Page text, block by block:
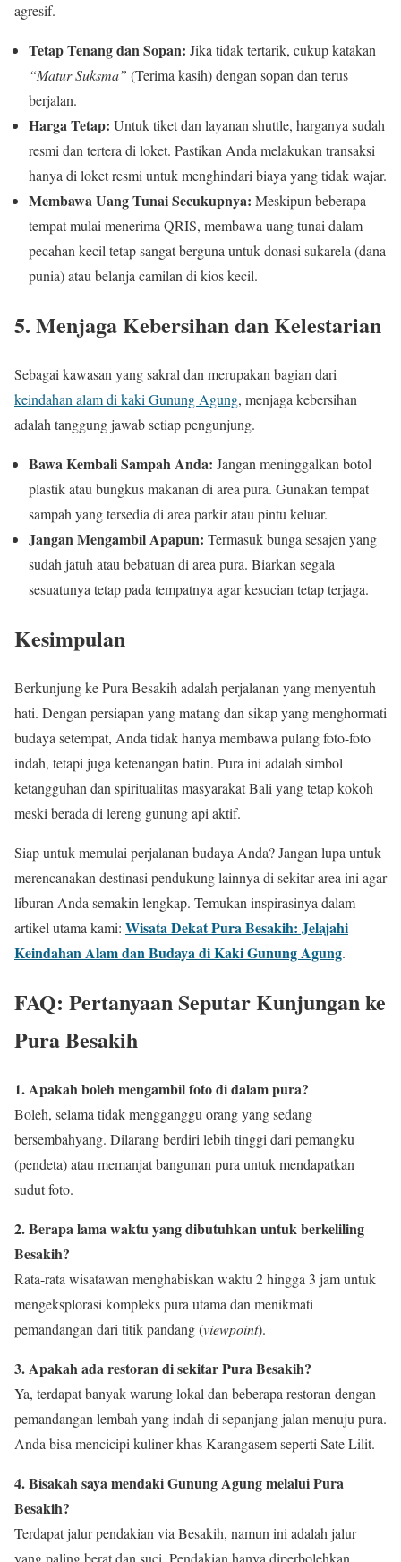
agresif.
Tetap Tenang dan Sopan: Jika tidak tertarik, cukup katakan
“Matur Suksma” (Terima kasih) dengan sopan dan terus
berjalan.
Harga Tetap: Untuk tiket dan layanan shuttle, harganya sudah
resmi dan tertera di loket. Pastikan Anda melakukan transaksi
hanya di loket resmi untuk menghindari biaya yang tidak wajar.
Membawa Uang Tunai Secukupnya: Meskipun beberapa
tempat mulai menerima QRIS, membawa uang tunai dalam
pecahan kecil tetap sangat berguna untuk donasi sukarela (dana
punia) atau belanja camilan di kios kecil.
5. Menjaga Kebersihan dan Kelestarian
Sebagai kawasan yang sakral dan merupakan bagian dari
keindahan alam di kaki Gunung Agung, menjaga kebersihan
adalah tanggung jawab setiap pengunjung.
Bawa Kembali Sampah Anda: Jangan meninggalkan botol
plastik atau bungkus makanan di area pura. Gunakan tempat
sampah yang tersedia di area parkir atau pintu keluar.
Jangan Mengambil Apapun: Termasuk bunga sesajen yang
sudah jatuh atau bebatuan di area pura. Biarkan segala
sesuatunya tetap pada tempatnya agar kesucian tetap terjaga.
Kesimpulan
Berkunjung ke Pura Besakih adalah perjalanan yang menyentuh
hati. Dengan persiapan yang matang dan sikap yang menghormati
budaya setempat, Anda tidak hanya membawa pulang foto-foto
indah, tetapi juga ketenangan batin. Pura ini adalah simbol
ketangguhan dan spiritualitas masyarakat Bali yang tetap kokoh
meski berada di lereng gunung api aktif.
Siap untuk memulai perjalanan budaya Anda? Jangan lupa untuk
merencanakan destinasi pendukung lainnya di sekitar area ini agar
liburan Anda semakin lengkap. Temukan inspirasinya dalam
artikel utama kami: Wisata Dekat Pura Besakih: Jelajahi
Keindahan Alam dan Budaya di Kaki Gunung Agung.
FAQ: Pertanyaan Seputar Kunjungan ke
Pura Besakih
1. Apakah boleh mengambil foto di dalam pura?
Boleh, selama tidak mengganggu orang yang sedang
bersembahyang. Dilarang berdiri lebih tinggi dari pemangku
(pendeta) atau memanjat bangunan pura untuk mendapatkan
sudut foto.
2. Berapa lama waktu yang dibutuhkan untuk berkeliling
Besakih?
Rata-rata wisatawan menghabiskan waktu 2 hingga 3 jam untuk
mengeksplorasi kompleks pura utama dan menikmati
pemandangan dari titik pandang (viewpoint).
3. Apakah ada restoran di sekitar Pura Besakih?
Ya, terdapat banyak warung lokal dan beberapa restoran dengan
pemandangan lembah yang indah di sepanjang jalan menuju pura.
Anda bisa mencicipi kuliner khas Karangasem seperti Sate Lilit.
4. Bisakah saya mendaki Gunung Agung melalui Pura
Besakih?
Terdapat jalur pendakian via Besakih, namun ini adalah jalur
yang paling berat dan suci. Pendakian hanya diperbolehkan